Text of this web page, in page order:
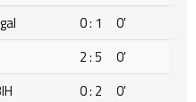
0 : 1
0'
2 : 5
0'
0 : 2
0'